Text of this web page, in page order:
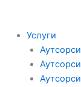
Услуги